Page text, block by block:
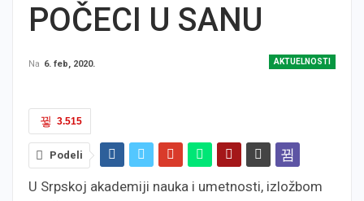
POČECI U SANU
AKTUELNOSTI
Na 6. feb, 2020.
3.515
Podeli
U Srpskoj akademiji nauka i umetnosti, izložbom